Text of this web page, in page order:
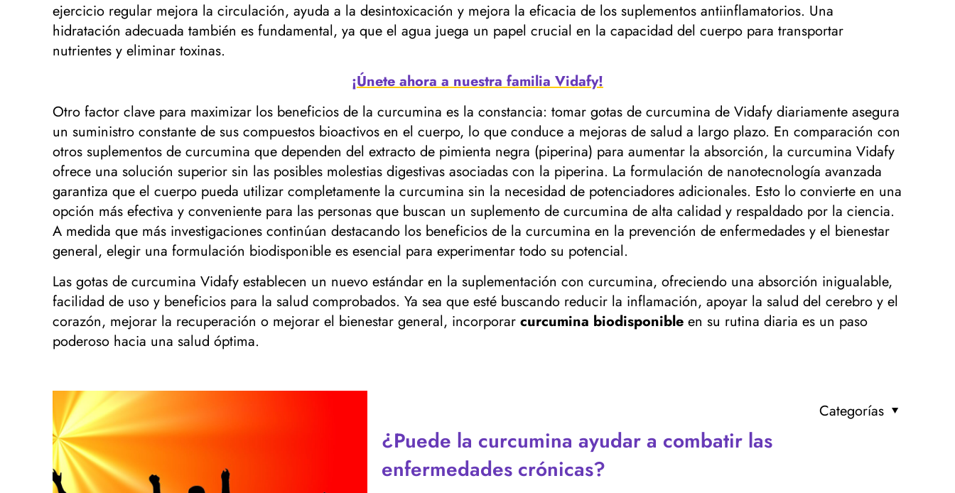
ejercicio regular mejora la circulación, ayuda a la desintoxicación y mejora la eficacia de los suplementos antiinflamatorios. Una
hidratación adecuada también es fundamental, ya que el agua juega un papel crucial en la capacidad del cuerpo para transportar
nutrientes y eliminar toxinas.
¡Únete ahora a nuestra familia Vidafy!
Otro factor clave para maximizar los beneficios de la curcumina es la constancia: tomar gotas de curcumina de Vidafy diariamente asegura
un suministro constante de sus compuestos bioactivos en el cuerpo, lo que conduce a mejoras de salud a largo plazo. En comparación con
otros suplementos de curcumina que dependen del extracto de pimienta negra (piperina) para aumentar la absorción, la curcumina Vidafy
ofrece una solución superior sin las posibles molestias digestivas asociadas con la piperina. La formulación de nanotecnología avanzada
garantiza que el cuerpo pueda utilizar completamente la curcumina sin la necesidad de potenciadores adicionales. Esto lo convierte en una
opción más efectiva y conveniente para las personas que buscan un suplemento de curcumina de alta calidad y respaldado por la ciencia.
A medida que más investigaciones continúan destacando los beneficios de la curcumina en la prevención de enfermedades y el bienestar
general, elegir una formulación biodisponible es esencial para experimentar todo su potencial.
Las gotas de curcumina Vidafy establecen un nuevo estándar en la suplementación con curcumina, ofreciendo una absorción inigualable,
facilidad de uso y beneficios para la salud comprobados. Ya sea que esté buscando reducir la inflamación, apoyar la salud del cerebro y el
corazón, mejorar la recuperación o mejorar el bienestar general, incorporarcurcumina biodisponible en su rutina diaria es un paso
poderoso hacia una salud óptima.
Categorías
¿Puede la curcumina ayudar a combatir las
enfermedades crónicas?